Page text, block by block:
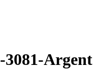
Argent